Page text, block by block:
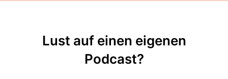
Lust auf einen eigenen
Podcast?